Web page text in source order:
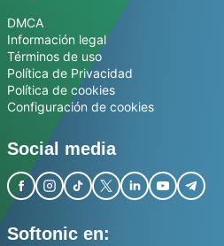
DMCA
Información legal
Términos de uso
Política de Privacidad
Política de cookies
Configuración de cookies
Social media
Softonic en: